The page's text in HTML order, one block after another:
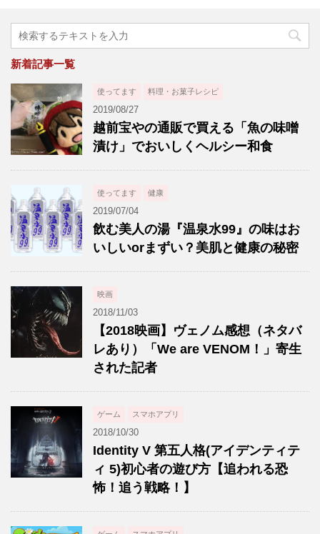
新着記事一覧
使ってます 料理・お菓子レシピ
2019/08/27
越前宝やの通販で買える「魚の味噌
漬け」でおいしくヘルシー和食
使ってます 健康
2019/07/04
飲む美人の湯『温泉水99』の味はお
いしいorまずい？美肌と健康の秘密
映画
2018/11/03
【2018映画】ヴェノム感想（ネタバ
レあり）「We are VENOM！」寄生
された記者
ゲーム スマホアプリ
2018/10/30
Identity V 第五人格(アイデンティテ
ィ 5)初心者の遊び方【追われる恐
怖！追う戦略！】